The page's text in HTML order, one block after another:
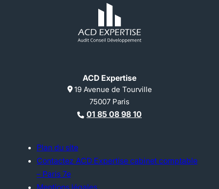
ACD Expertise
19 Avenue de Tourville
75007 Paris
01 85 08 98 10
Plan du site
Contactez ACD Expertise cabinet comptable
– Paris 7e